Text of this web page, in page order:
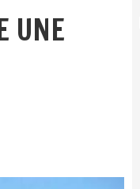
UNE